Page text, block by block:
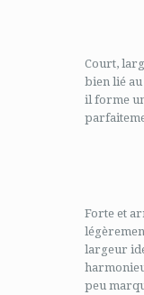
Court,
bien lié au
il forme
Forte et
largeur
peu